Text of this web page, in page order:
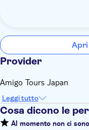
Apri
Provider
Amigo Tours Japan
Leggi tutto
Cosa dicono le
Al momento non ci